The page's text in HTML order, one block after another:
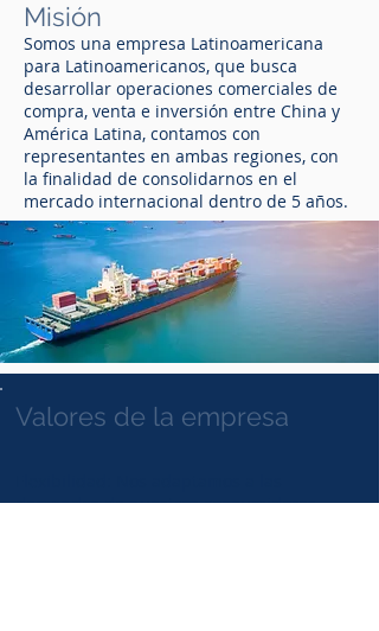
Misión
Somos una empresa Latinoamericana
para Latinoamericanos, que busca
desarrollar operaciones comerciales de
compra, venta e inversión entre China y
América Latina, contamos con
representantes en ambas regiones, con
la finalidad de consolidarnos en el
mercado internacional dentro de 5 años.
Valores de la empresa
demandas de nuestros consumidores